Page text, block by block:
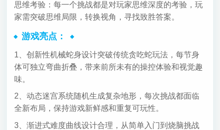
思维考验：每一个挑战都是对玩家思维深度的考验，玩
家需突破思维局限，转换视角，寻找致胜答案。
游戏亮点：
1、创新性机械蛇身设计突破传统贪吃蛇玩法，每节身
体可独立弯曲折叠，带来前所未有的操控体验和视觉趣
味。
2、动态迷宫系统随机生成复杂地形，每次挑战都面临
全新布局，保持游戏新鲜感和重复可玩性。
3、渐进式难度曲线设计合理，从简单入门到烧脑挑战